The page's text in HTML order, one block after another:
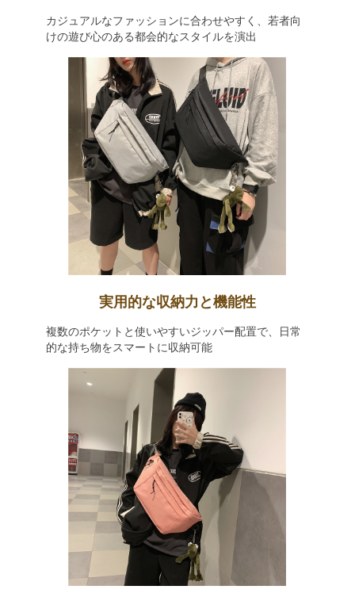
カジュアルなファッションに合わせやすく、若者向
けの遊び心のある都会的なスタイルを演出
実用的な収納力と機能性
複数のポケットと使いやすいジッパー配置で、日常
的な持ち物をスマートに収納可能